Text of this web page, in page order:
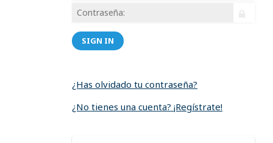
SIGN IN
¿Has olvidado tu contraseña?
¿No tienes una cuenta? ¡Regístrate!